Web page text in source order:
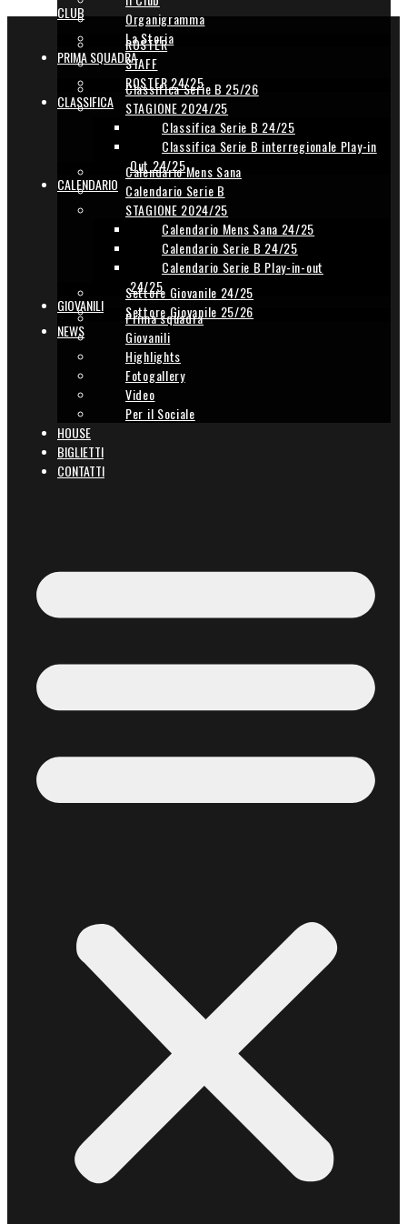
CLUB
Organigramma
La Storia
PRIMA SQUADRA
ROSTER
STAFF
ROSTER 24/25
CLASSIFICA
Classifica Serie B 25/26
STAGIONE 2024/25
Classifica Serie B 24/25
Classifica Serie B interregionale Play-in
Out 24/25
CALENDARIO
Calendario Mens Sana
Calendario Serie B
STAGIONE 2024/25
Calendario Mens Sana 24/25
Calendario Serie B 24/25
Calendario Serie B Play-in-out
24/25
GIOVANILI
Settore Giovanile 24/25
Settore Giovanile 25/26
NEWS
Prima squadra
Giovanili
Highlights
Fotogallery
Video
Per il Sociale
HOUSE
BIGLIETTI
CONTATTI